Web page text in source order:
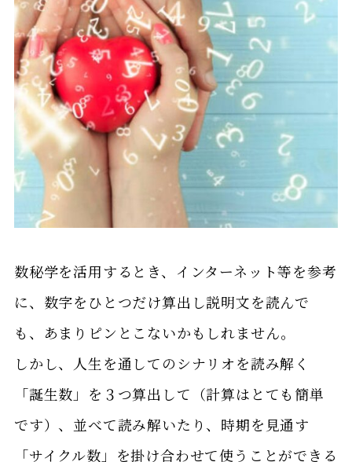
数秘学を活用するとき、インターネット等を参考
に、数字をひとつだけ算出し説明文を読んで
も、あまりピンとこないかもしれません。
しかし、人生を通してのシナリオを読み解く
「誕生数」を３つ算出して（計算はとても簡単
です）、並べて読み解いたり、時期を見通す
「サイクル数」を掛け合わせて使うことができる